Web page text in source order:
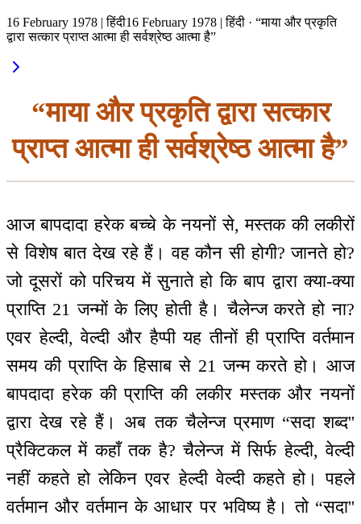
16 February 1978 | हिंदी16 February 1978 | हिंदी · “माया और प्रकृति
द्वारा सत्कार प्राप्त आत्मा ही सर्वश्रेष्ठ आत्मा है”
“माया और प्रकृति द्वारा सत्कार
प्राप्त आत्मा ही सर्वश्रेष्ठ आत्मा है”
आज बापदादा हरेक बच्चे के नयनों से, मस्तक की लकीरों
से विशेष बात देख रहे हैं। वह कौन सी होगी? जानते हो?
जो दूसरों को परिचय में सुनाते हो कि बाप द्वारा क्या-क्या
प्राप्ति 21 जन्मों के लिए होती है। चैलेन्ज करते हो ना?
एवर हेल्दी, वेल्दी और हैप्पी यह तीनों ही प्राप्ति वर्तमान
समय की प्राप्ति के हिसाब से 21 जन्म करते हो। आज
बापदादा हरेक की प्राप्ति की लकीर मस्तक और नयनों
द्वारा देख रहे हैं। अब तक चैलेन्ज प्रमाण “सदा शब्द''
प्रैक्टिकल में कहाँ तक है? चैलेन्ज में सिर्फ हेल्दी, वेल्दी
नहीं कहते हो लेकिन एवर हेल्दी वेल्दी कहते हो। पहले
वर्तमान और वर्तमान के आधार पर भविष्य है। तो “सदा''